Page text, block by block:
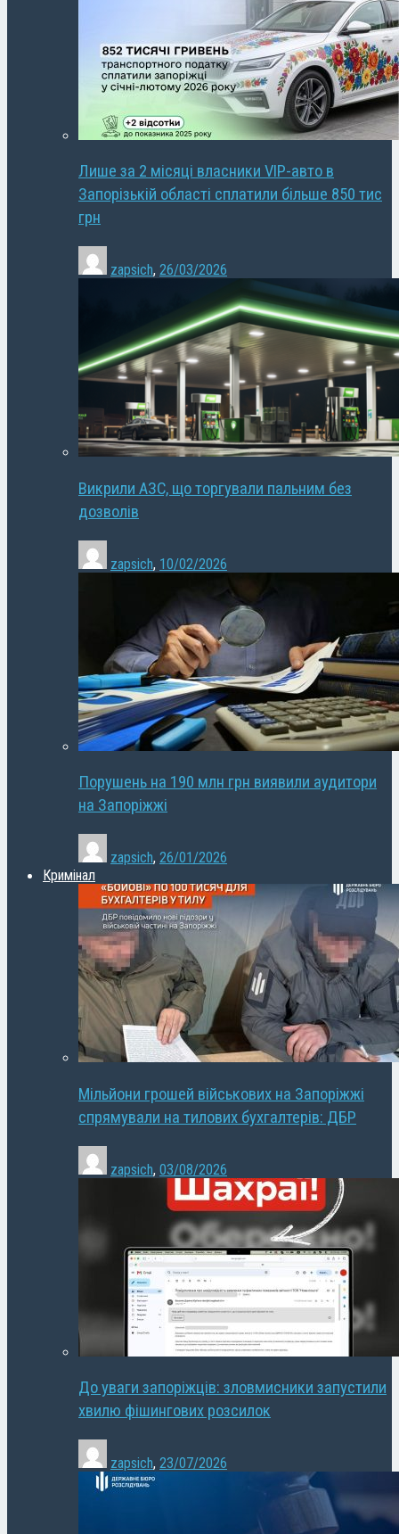
Лише за 2 місяці власники VIP-авто в
Запорізькій області сплатили більше 850 тис
грн
zapsich, 26/03/2026
Викрили АЗС, що торгували пальним без
дозволів
zapsich, 10/02/2026
Порушень на 190 млн грн виявили аудитори
на Запоріжжі
zapsich, 26/01/2026
Кримінал
Мільйони грошей військових на Запоріжжі
спрямували на тилових бухгалтерів: ДБР
zapsich, 03/08/2026
До уваги запоріжців: зловмисники запустили
хвилю фішингових розсилок
zapsich, 23/07/2026